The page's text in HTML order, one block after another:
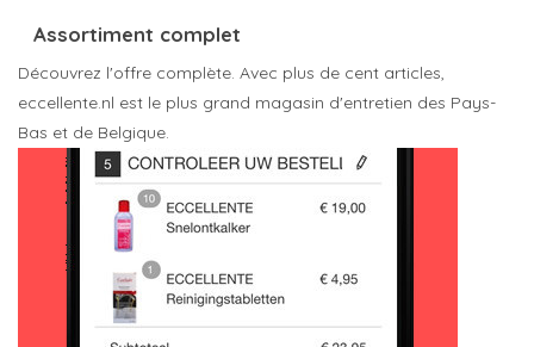
Assortiment complet
Découvrez l'offre complète. Avec plus de cent articles,
eccellente.nl est le plus grand magasin d'entretien des Pays-
Bas et de Belgique.